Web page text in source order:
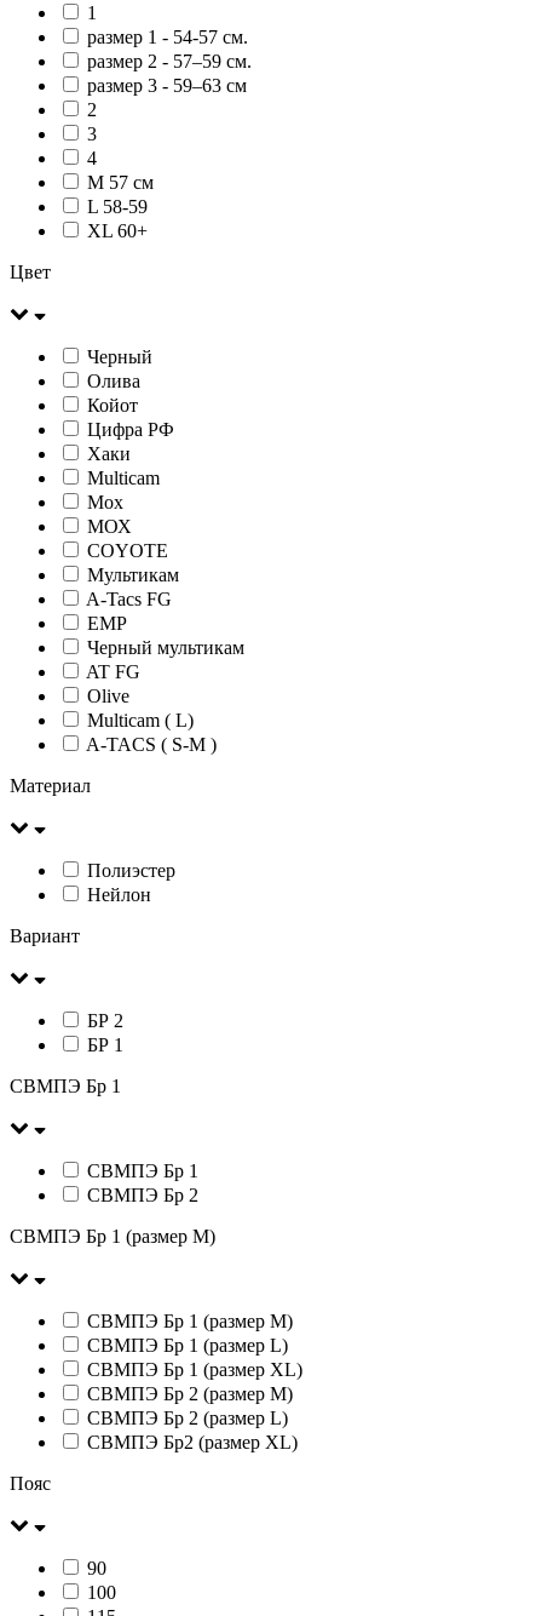
1
размер 1 - 54-57 см.
размер 2 - 57–59 см.
размер 3 - 59–63 см
2
3
4
М 57 см
L 58-59
XL 60+
Цвет
Черный
Олива
Койот
Цифра РФ
Хаки
Multicam
Мох
МОХ
COYOTE
Мультикам
A-Tacs FG
ЕМР
Черный мультикам
AT FG
Olive
Multicam ( L)
A-TACS ( S-M )
Материал
Полиэстер
Нейлон
Вариант
БР 2
БР 1
СВМПЭ Бр 1
СВМПЭ Бр 1
СВМПЭ Бр 2
СВМПЭ Бр 1 (размер М)
СВМПЭ Бр 1 (размер М)
СВМПЭ Бр 1 (размер L)
СВМПЭ Бр 1 (размер XL)
СВМПЭ Бр 2 (размер М)
СВМПЭ Бр 2 (размер L)
СВМПЭ Бр2 (размер XL)
Пояс
90
100